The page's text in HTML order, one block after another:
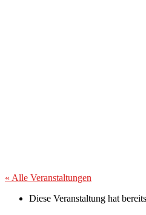
« Alle Veranstaltungen
Diese Veranstaltung hat